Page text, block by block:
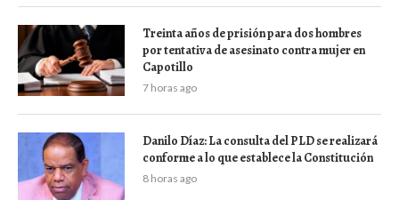
Treinta años de prisión para dos hombres
por tentativa de asesinato contra mujer en
Capotillo
7 horas ago
Danilo Díaz: La consulta del PLD se realizará
conforme a lo que establece la Constitución
8 horas ago